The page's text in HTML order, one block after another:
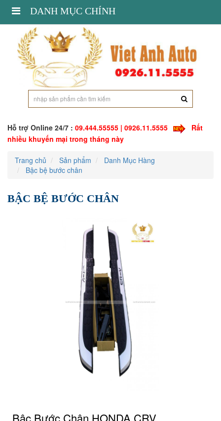
Hỗ trợ Online 24/7 : 09.444.55555 | 0926.11.5555
Rất
nhiều khuyến mại trong tháng này
Toggle
DANH MỤC CHÍNH
Trang chủ Sản phẩm
Danh Mục Hàng
Bậc bệ bước chân
BẬC BỆ BƯỚC CHÂN
Bậc Bước Chân HONDA CRV